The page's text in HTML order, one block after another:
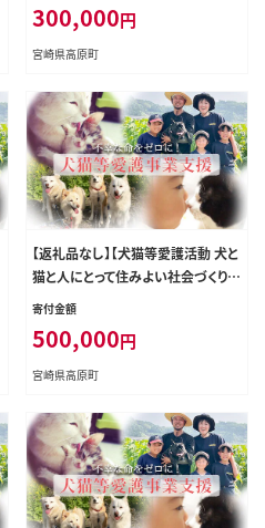
P00056
300,000円
宮崎県高原町
【返礼品なし】【犬猫等愛護活動 犬と
猫と人にとって住みよい社会づくりを
応援】宮崎県 高原町 特定非営利活
P00056
寄付金額
500,000円
宮崎県高原町